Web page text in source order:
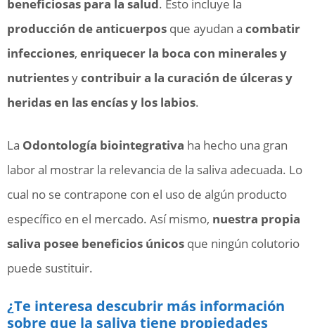
beneficiosas para la salud. Esto incluye la
producción de anticuerpos que ayudan a combatir
infecciones, enriquecer la boca con minerales y
nutrientesycontribuir a la curación de úlceras y
heridas en las encías y los labios.
La Odontología biointegrativa ha hecho una gran
labor al mostrar la relevancia de la saliva adecuada. Lo
cual no se contrapone con el uso de algún producto
específico en el mercado. Así mismo, nuestra propia
saliva posee beneficios únicos que ningún colutorio
puede sustituir.
¿Te interesa descubrir más información
sobre que la saliva tiene propiedades